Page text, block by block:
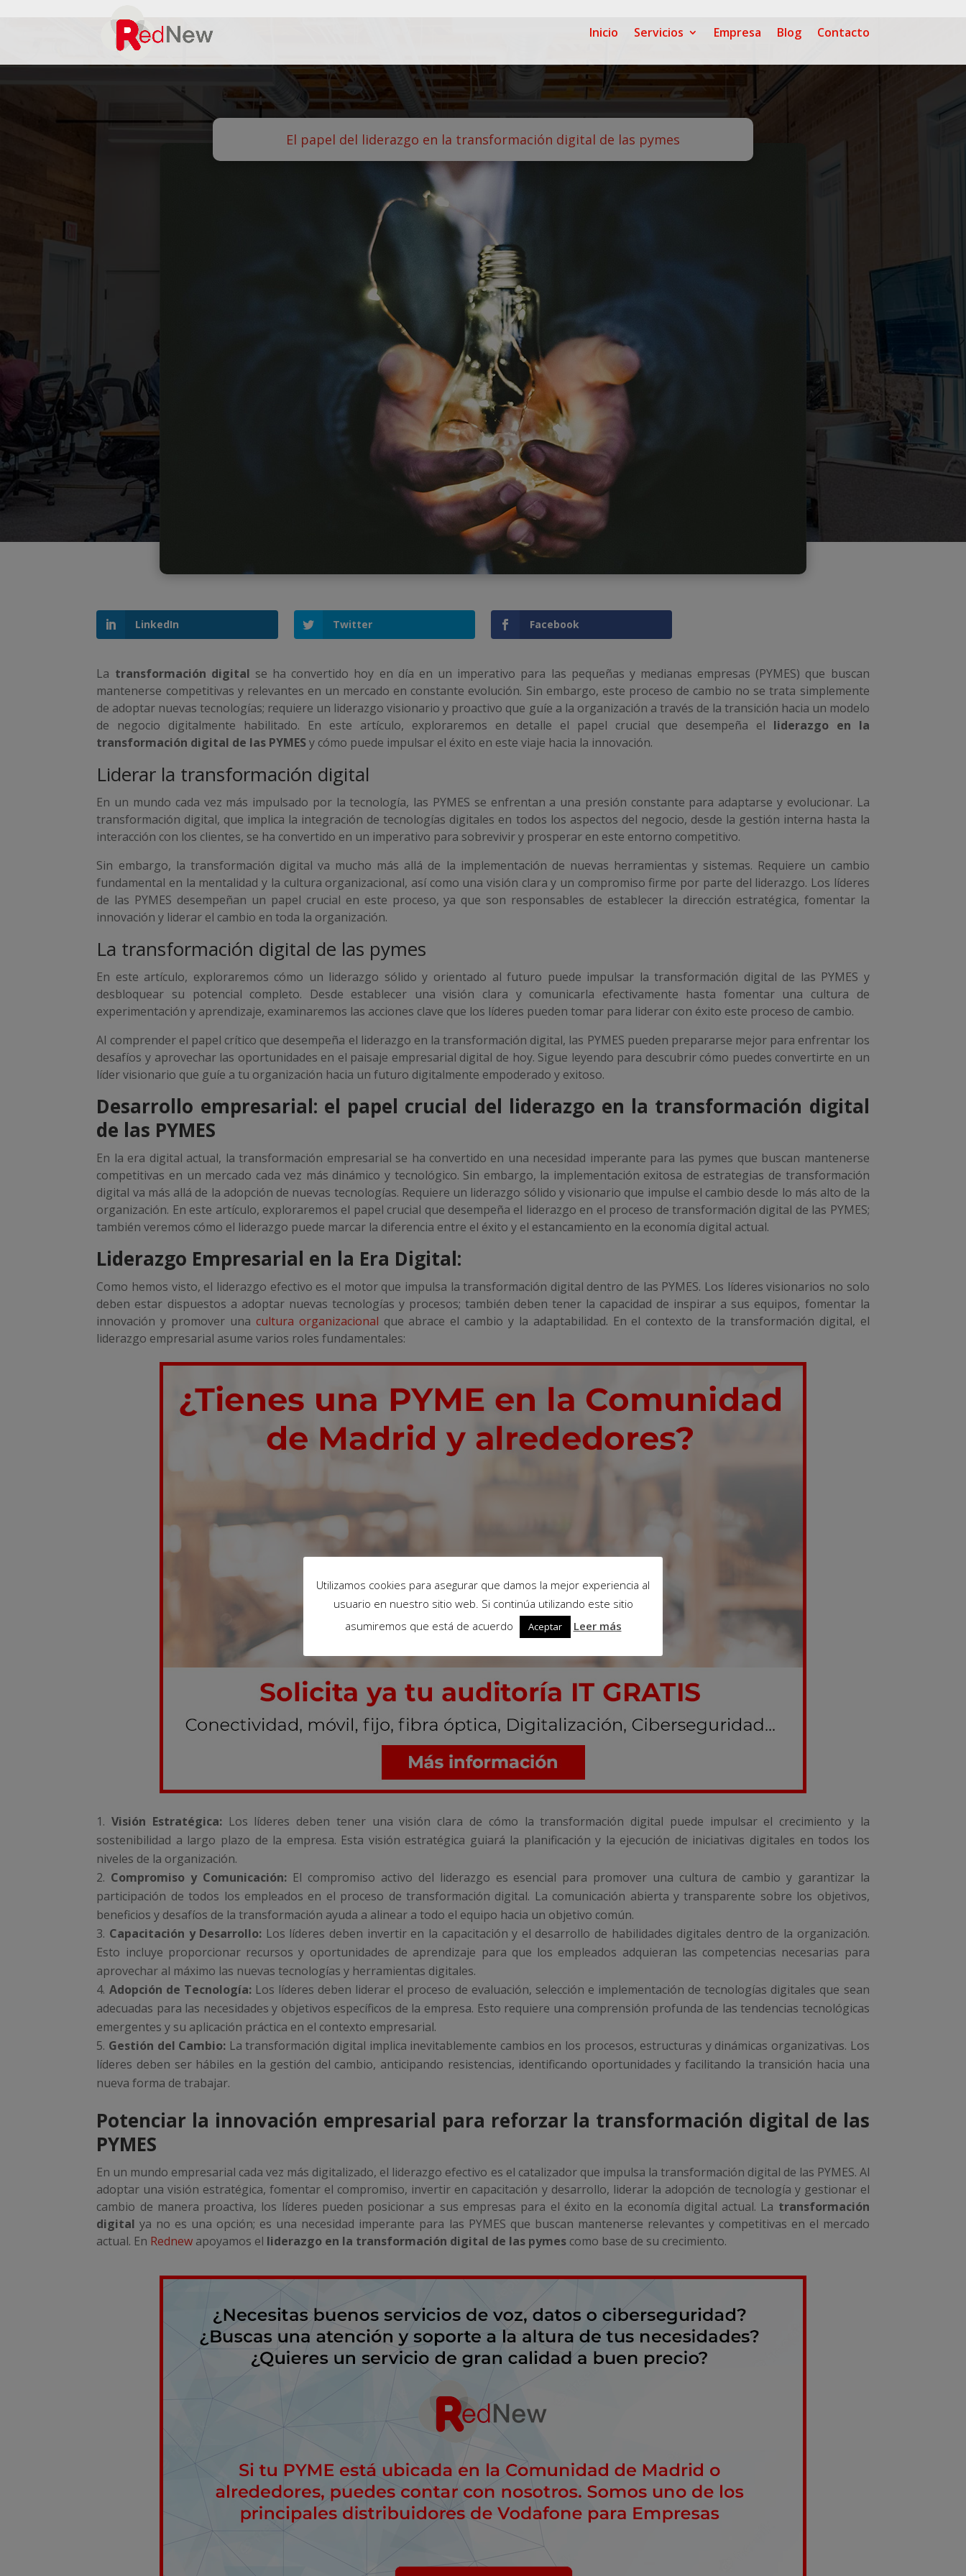
Inicio Servicios Empresa Blog Contacto
El papel del liderazgo en la transformación digital de las pymes
LinkedIn Twitter Facebook
La transformación digital se ha convertido hoy en día en un imperativo para las pequeñas y medianas empresas (PYMES) que buscan
mantenerse competitivas y relevantes en un mercado en constante evolución. Sin embargo, este proceso de cambio no se trata simplemente
de adoptar nuevas tecnologías; requiere un liderazgo visionario y proactivo que guíe a la organización a través de la transición hacia un modelo
de negocio digitalmente habilitado. En este artículo, exploraremos en detalle el papel crucial que desempeña el liderazgo en la
transformación digital de las PYMESy cómo puede impulsar el éxito en este viaje hacia la innovación.
Liderar la transformación digital
En un mundo cada vez más impulsado por la tecnología, las PYMES se enfrentan a una presión constante para adaptarse y evolucionar. La
transformación digital, que implica la integración de tecnologías digitales en todos los aspectos del negocio, desde la gestión interna hasta la
interacción con los clientes, se ha convertido en un imperativo para sobrevivir y prosperar en este entorno competitivo.
Sin embargo, la transformación digital va mucho más allá de la implementación de nuevas herramientas y sistemas. Requiere un cambio
fundamental en la mentalidad y la cultura organizacional, así como una visión clara y un compromiso firme por parte del liderazgo. Los líderes
de las PYMES desempeñan un papel crucial en este proceso, ya que son responsables de establecer la dirección estratégica, fomentar la
innovación y liderar el cambio en toda la organización.
La transformación digital de las pymes
En este artículo, exploraremos cómo un liderazgo sólido y orientado al futuro puede impulsar la transformación digital de las PYMES y
desbloquear su potencial completo. Desde establecer una visión clara y comunicarla efectivamente hasta fomentar una cultura de
experimentación y aprendizaje, examinaremos las acciones clave que los líderes pueden tomar para liderar con éxito este proceso de cambio.
Al comprender el papel crítico que desempeña el liderazgo en la transformación digital, las PYMES pueden prepararse mejor para enfrentar los
desafíos y aprovechar las oportunidades en el paisaje empresarial digital de hoy. Sigue leyendo para descubrir cómo puedes convertirte en un
líder visionario que guíe a tu organización hacia un futuro digitalmente empoderado y exitoso.
Desarrollo empresarial: el papel crucial del liderazgo en la transformación digital
de las PYMES
En la era digital actual, la transformación empresarial se ha convertido en una necesidad imperante para las pymes que buscan mantenerse
competitivas en un mercado cada vez más dinámico y tecnológico. Sin embargo, la implementación exitosa de estrategias de transformación
digital va más allá de la adopción de nuevas tecnologías. Requiere un liderazgo sólido y visionario que impulse el cambio desde lo más alto de la
organización. En este artículo, exploraremos el papel crucial que desempeña el liderazgo en el proceso de transformación digital de las PYMES;
también veremos cómo el liderazgo puede marcar la diferencia entre el éxito y el estancamiento en la economía digital actual.
Liderazgo Empresarial en la Era Digital:
Como hemos visto, el liderazgo efectivo es el motor que impulsa la transformación digital dentro de las PYMES. Los líderes visionarios no solo
deben estar dispuestos a adoptar nuevas tecnologías y procesos; también deben tener la capacidad de inspirar a sus equipos, fomentar la
innovación y promover una cultura organizacional que abrace el cambio y la adaptabilidad. En el contexto de la transformación digital, el
liderazgo empresarial asume varios roles fundamentales:
Visión Estratégica:Los líderes deben tener una visión clara de cómo la transformación digital puede impulsar el crecimiento y la
sostenibilidad a largo plazo de la empresa. Esta visión estratégica guiará la planificación y la ejecución de iniciativas digitales en todos los
niveles de la organización.
Compromiso y Comunicación: El compromiso activo del liderazgo es esencial para promover una cultura de cambio y garantizar la
participación de todos los empleados en el proceso de transformación digital. La comunicación abierta y transparente sobre los objetivos,
beneficios y desafíos de la transformación ayuda a alinear a todo el equipo hacia un objetivo común.
Capacitación y Desarrollo: Los líderes deben invertir en la capacitación y el desarrollo de habilidades digitales dentro de la organización.
Esto incluye proporcionar recursos y oportunidades de aprendizaje para que los empleados adquieran las competencias necesarias para
aprovechar al máximo las nuevas tecnologías y herramientas digitales.
Adopción de Tecnología:Los líderes deben liderar el proceso de evaluación, selección e implementación de tecnologías digitales que sean
adecuadas para las necesidades y objetivos específicos de la empresa. Esto requiere una comprensión profunda de las tendencias tecnológicas
emergentes y su aplicación práctica en el contexto empresarial.
Gestión del Cambio: La transformación digital implica inevitablemente cambios en los procesos, estructuras y dinámicas organizativas. Los
líderes deben ser hábiles en la gestión del cambio, anticipando resistencias, identificando oportunidades y facilitando la transición hacia una
nueva forma de trabajar.
Potenciar la innovación empresarial para reforzar la transformación digital de las
PYMES
En un mundo empresarial cada vez más digitalizado, el liderazgo efectivo es el catalizador que impulsa la transformación digital de las PYMES. Al
adoptar una visión estratégica, fomentar el compromiso, invertir en capacitación y desarrollo, liderar la adopción de tecnología y gestionar el
cambio de manera proactiva, los líderes pueden posicionar a sus empresas para el éxito en la economía digital actual. La transformación
digital ya no es una opción; es una necesidad imperante para las PYMES que buscan mantenerse relevantes y competitivas en el mercado
actual. En Rednew apoyamos el liderazgo en la transformación digital de las pymes como base de su crecimiento.
Utilizamos cookies para asegurar que damos la mejor experiencia al
usuario en nuestro sitio web. Si continúa utilizando este sitio
asumiremos que está de acuerdo
Aceptar Leer más